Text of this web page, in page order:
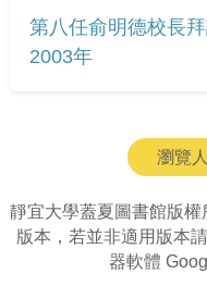
第八任俞明德校長
2003年
瀏覽
靜宜大學蓋夏圖書館版
版本，若並非適用版本
器軟體